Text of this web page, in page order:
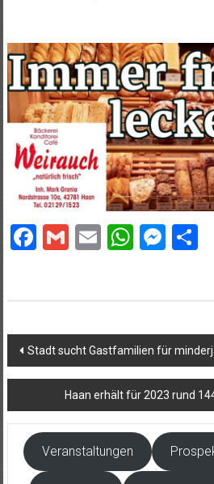
Facebook
Gmail
Email
Beitragsnavigation
Stadt sucht Gastfamilien für
Haan erhält für 2023 rund
Veranstaltungen